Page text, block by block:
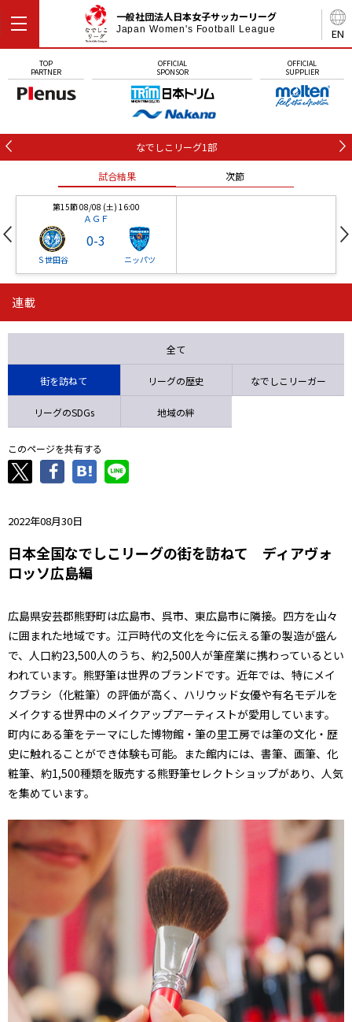
EN
一般社団法人日本女子サッカーリーグ
Japan Women's Football League
TOP
PARTNER
OFFICIAL
SPONSOR
OFFICIAL
SUPPLIER
なでしこリーグ1部
試合結果 次節
第15節 08/08 (土) 16:00
ＡＧＦ
Ｓ世田谷
0-3
ニッパツ
ニッパツ
ニッパツ
石人の星
連載
全て
街を訪ねて リーグの歴史 なでしこリーガー
リーグのSDGs 地域の絆
このページを共有する
2022年08月30日
日本全国なでしこリーグの街を訪ねて ディアヴォ
ロッソ広島編
広島県安芸郡熊野町は広島市、呉市、東広島市に隣接。四方を山々
に囲まれた地域です。江戸時代の文化を今に伝える筆の製造が盛ん
で、人口約23,500人のうち、約2,500人が筆産業に携わっているとい
われています。熊野筆は世界のブランドです。近年では、特にメイ
クブラシ（化粧筆）の評価が高く、ハリウッド女優や有名モデルを
メイクする世界中のメイクアップアーティストが愛用しています。
町内にある筆をテーマにした博物館・筆の里工房では筆の文化・歴
史に触れることができ体験も可能。また館内には、書筆、画筆、化
粧筆、約1,500種類を販売する熊野筆セレクトショップがあり、人気
を集めています。